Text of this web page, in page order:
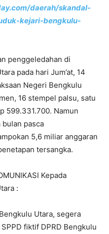
daerah/skandal-
kejari-bengkulu-
penggeledahan di
pada hari Jum’at, 14
Negeri Bengkulu
16 stempel palsu, satu
599.331.700. Namun
pasca
5,6 miliar anggaran
tersangka.
Kepada
:
Utara, segera
fiktif DPRD Bengkulu